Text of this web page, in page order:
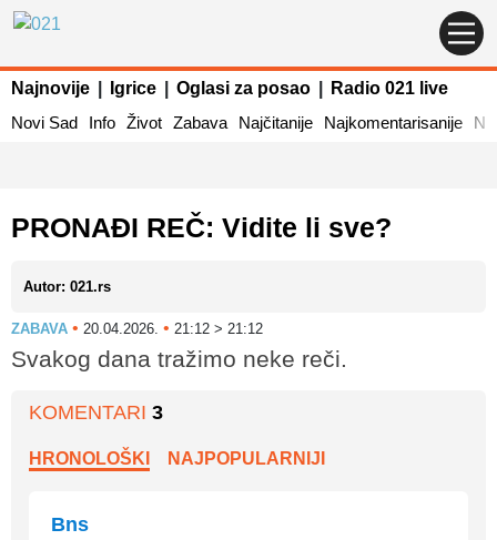
Najnovije Igrice Oglasi za posao
Radio 021 live
Novi Sad
Info Život Zabava Najčitanije Najkomentarisanije
PRONAĐI REČ: Vidite li sve?
Autor: 021.rs
ZABAVA • 20.04.2026. • 21:12 > 21:12
Svakog dana tražimo neke reči.
KOMENTARI 3
HRONOLOŠKI NAJPOPULARNIJI
Bns